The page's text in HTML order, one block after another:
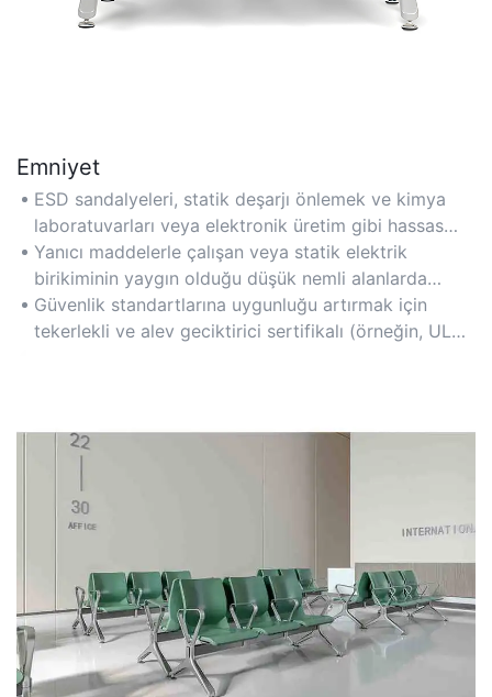
Emniyet
ESD sandalyeleri, statik deşarjı önlemek ve kimya
laboratuvarları veya elektronik üretim gibi hassas
ortamlarda yangın riskini azaltmak için kıvılcım
çıkarmayan malzemelerle tasarlanmıştır.
Yanıcı maddelerle çalışan veya statik elektrik
birikiminin yaygın olduğu düşük nemli alanlarda
faaliyet gösteren endüstriler için idealdir.
Güvenlik standartlarına uygunluğu artırmak için
tekerlekli ve alev geciktirici sertifikalı (örneğin, UL